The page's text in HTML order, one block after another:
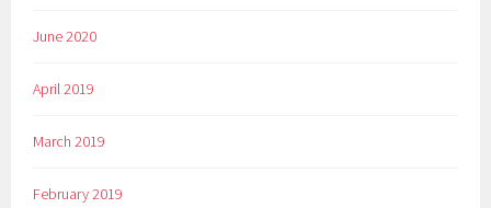
June 2020
April 2019
March 2019
February 2019